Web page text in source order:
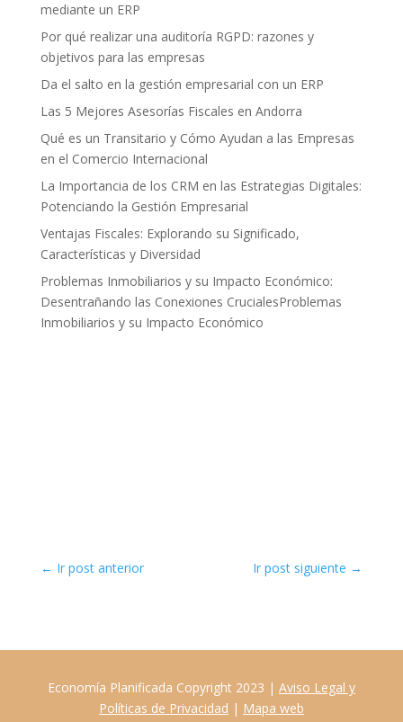
mediante un ERP
Por qué realizar una auditoría RGPD: razones y
objetivos para las empresas
Da el salto en la gestión empresarial con un ERP
Las 5 Mejores Asesorías Fiscales en Andorra
Qué es un Transitario y Cómo Ayudan a las Empresas
en el Comercio Internacional
La Importancia de los CRM en las Estrategias Digitales:
Potenciando la Gestión Empresarial
Ventajas Fiscales: Explorando su Significado,
Características y Diversidad
Problemas Inmobiliarios y su Impacto Económico:
Desentrañando las Conexiones CrucialesProblemas
Inmobiliarios y su Impacto Económico
← Ir post anterior Ir post siguiente →
Economía Planificada Copyright 2023 | Aviso Legal y
Políticas de Privacidad | Mapa web